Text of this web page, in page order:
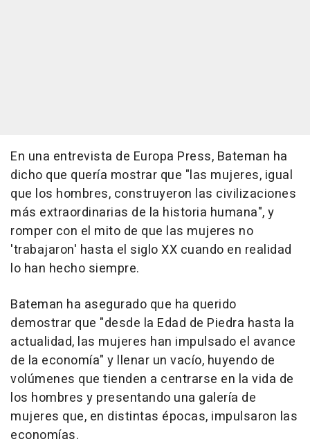
En una entrevista de Europa Press, Bateman ha
dicho que quería mostrar que "las mujeres, igual
que los hombres, construyeron las civilizaciones
más extraordinarias de la historia humana", y
romper con el mito de que las mujeres no
'trabajaron' hasta el siglo XX cuando en realidad
lo han hecho siempre.
Bateman ha asegurado que ha querido
demostrar que "desde la Edad de Piedra hasta la
actualidad, las mujeres han impulsado el avance
de la economía" y llenar un vacío, huyendo de
volúmenes que tienden a centrarse en la vida de
los hombres y presentando una galería de
mujeres que, en distintas épocas, impulsaron las
economías.